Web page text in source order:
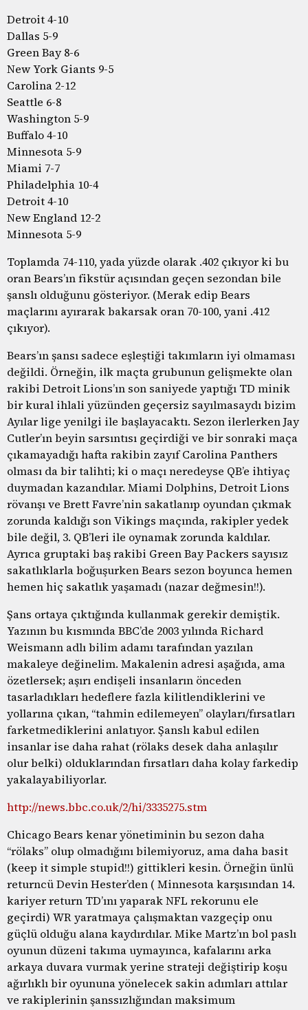
Detroit 4-10
Dallas 5-9
Green Bay 8-6
New York Giants 9-5
Carolina 2-12
Seattle 6-8
Washington 5-9
Buffalo 4-10
Minnesota 5-9
Miami 7-7
Philadelphia 10-4
Detroit 4-10
New England 12-2
Minnesota 5-9
Toplamda 74-110, yada yüzde olarak .402 çıkıyor ki bu
oran Bears’ın fikstür açısından geçen sezondan bile
şanslı olduğunu gösteriyor. (Merak edip Bears
maçlarını ayırarak bakarsak oran 70-100, yani .412
çıkıyor).
Bears’ın şansı sadece eşleştiği takımların iyi olmaması
değildi. Örneğin, ilk maçta grubunun gelişmekte olan
rakibi Detroit Lions’ın son saniyede yaptığı TD minik
bir kural ihlali yüzünden geçersiz sayılmasaydı bizim
Ayılar lige yenilgi ile başlayacaktı. Sezon ilerlerken Jay
Cutler’ın beyin sarsıntısı geçirdiği ve bir sonraki maça
çıkamayadığı hafta rakibin zayıf Carolina Panthers
olması da bir talihti; ki o maçı neredeyse QB’e ihtiyaç
duymadan kazandılar. Miami Dolphins, Detroit Lions
rövanşı ve Brett Favre’nin sakatlanıp oyundan çıkmak
zorunda kaldığı son Vikings maçında, rakipler yedek
bile değil, 3. QB’leri ile oynamak zorunda kaldılar.
Ayrıca gruptaki baş rakibi Green Bay Packers sayısız
sakatlıklarla boğuşurken Bears sezon boyunca hemen
hemen hiç sakatlık yaşamadı (nazar değmesin!!).
Şans ortaya çıktığında kullanmak gerekir demiştik.
Yazının bu kısmında BBC’de 2003 yılında Richard
Weismann adlı bilim adamı tarafından yazılan
makaleye değinelim. Makalenin adresi aşağıda, ama
özetlersek; aşırı endişeli insanların önceden
tasarladıkları hedeflere fazla kilitlendiklerini ve
yollarına çıkan, “tahmin edilemeyen” olayları/fırsatları
farketmediklerini anlatıyor. Şanslı kabul edilen
insanlar ise daha rahat (rölaks desek daha anlaşılır
olur belki) olduklarından fırsatları daha kolay farkedip
yakalayabiliyorlar.
http://news.bbc.co.uk/2/hi/3335275.stm
Chicago Bears kenar yönetiminin bu sezon daha
“rölaks” olup olmadığını bilemiyoruz, ama daha basit
(keep it simple stupid!!) gittikleri kesin. Örneğin ünlü
returncü Devin Hester’den ( Minnesota karşısından 14.
kariyer return TD’ını yaparak NFL rekorunu ele
geçirdi) WR yaratmaya çalışmaktan vazgeçip onu
güçlü olduğu alana kaydırdılar. Mike Martz’ın bol paslı
oyunun düzeni takıma uymayınca, kafalarını arka
arkaya duvara vurmak yerine strateji değiştirip koşu
ağırlıklı bir oyununa yönelecek sakin adımları attılar
ve rakiplerinin şanssızlığından maksimum